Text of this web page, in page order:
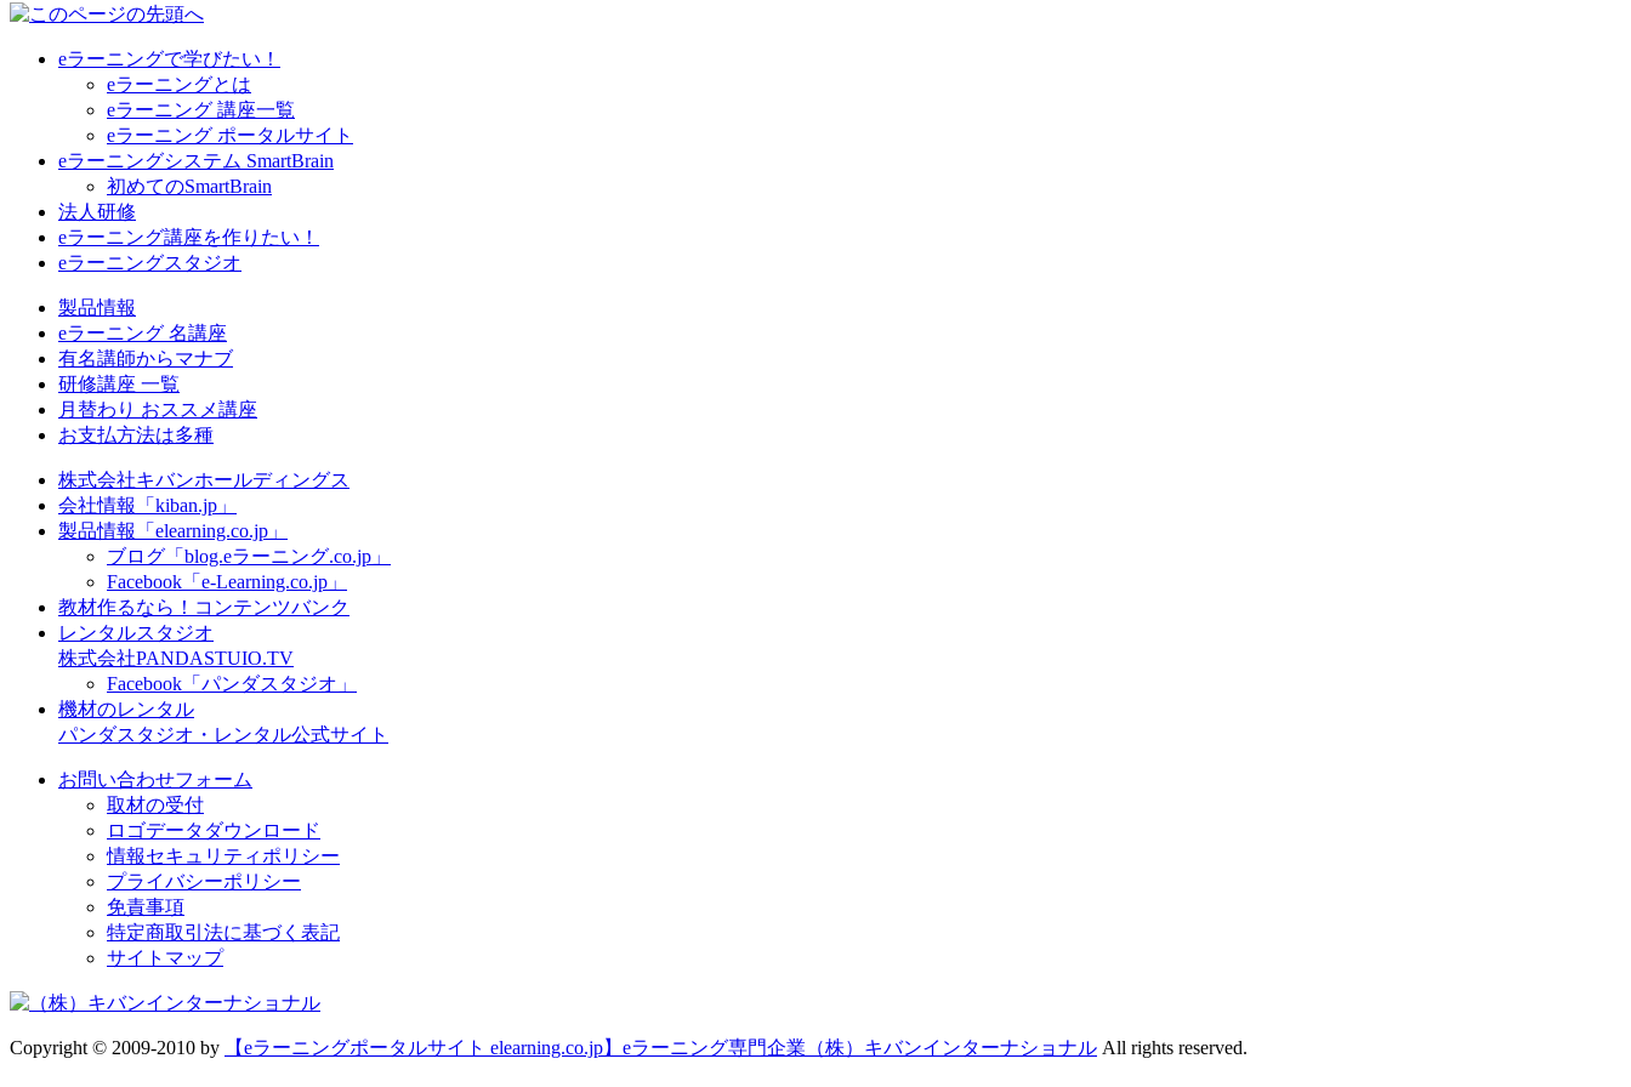
eラーニングで学びたい！
eラーニングとは
eラーニング 講座一覧
eラーニング ポータルサイト
eラーニングシステム SmartBrain
初めてのSmartBrain
法人研修
eラーニング講座を作りたい！
eラーニングスタジオ
製品情報
eラーニング 名講座
有名講師からマナブ
研修講座 一覧
月替わり おススメ講座
お支払方法は多種
株式会社キバンホールディングス
会社情報「kiban.jp」
製品情報「elearning.co.jp」
ブログ「blog.eラーニング.co.jp」
Facebook「e-Learning.co.jp」
教材作るなら！コンテンツバンク
レンタルスタジオ
株式会社PANDASTUIO.TV
Facebook「パンダスタジオ」
機材のレンタル
パンダスタジオ・レンタル公式サイト
お問い合わせフォーム
取材の受付
ロゴデータダウンロード
情報セキュリティポリシー
プライバシーポリシー
免責事項
特定商取引法に基づく表記
サイトマップ
Copyright © 2009-2010 by 【eラーニングポータルサイト elearning.co.jp】eラーニング専門企業（株）キバンインターナショナル All rights reserved.